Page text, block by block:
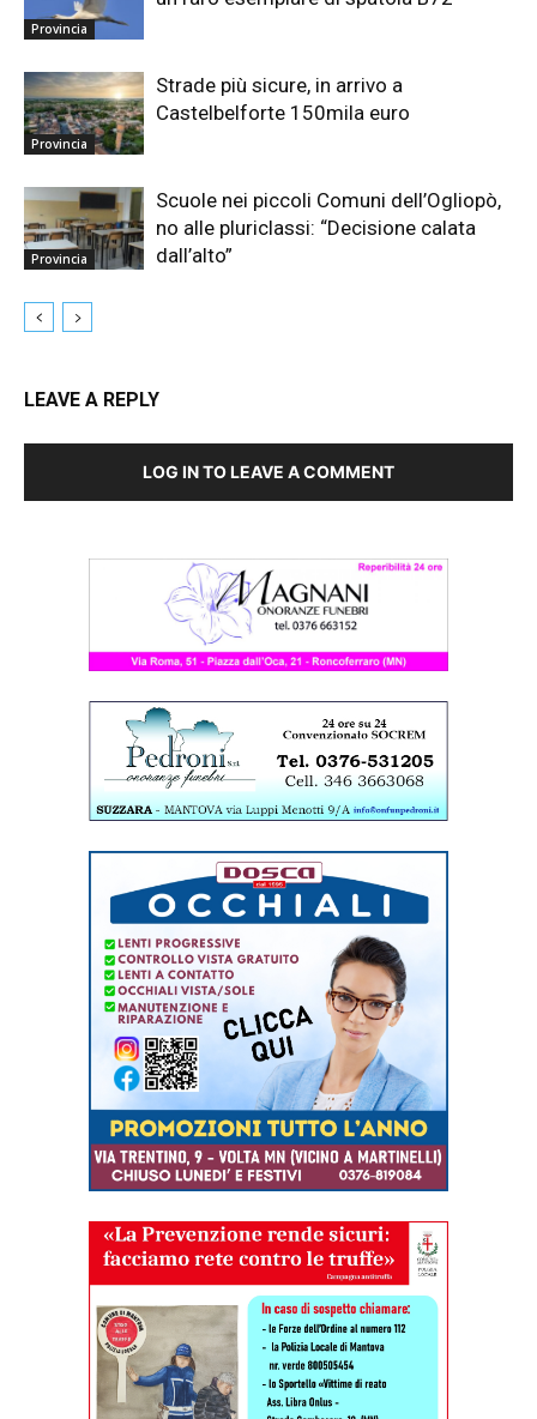
Provincia
Provincia
Strade più sicure, in arrivo a
Castelbelforte 150mila euro
Provincia
Scuole nei piccoli Comuni dell’Ogliopò,
no alle pluriclassi: “Decisione calata
dall’alto”
LEAVE A REPLY
LOG IN TO LEAVE A COMMENT